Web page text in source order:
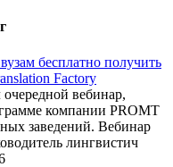
бесплатно получить
Factory
вебинар,
компании PROMT
заведений. Вебинар
лингвистич